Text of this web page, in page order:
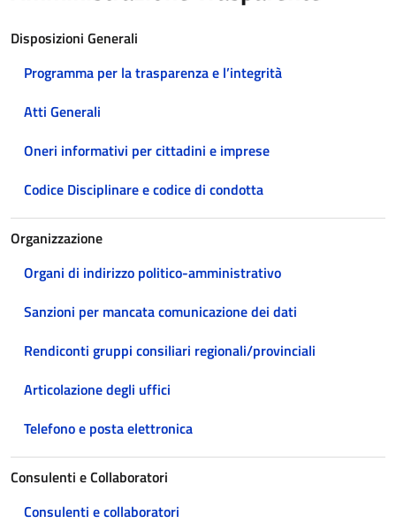
Disposizioni Generali
Programma per la trasparenza e l’integrità
Atti Generali
Oneri informativi per cittadini e imprese
Codice Disciplinare e codice di condotta
Organizzazione
Organi di indirizzo politico-amministrativo
Sanzioni per mancata comunicazione dei dati
Rendiconti gruppi consiliari regionali/provinciali
Articolazione degli uffici
Telefono e posta elettronica
Consulenti e Collaboratori
Consulenti e collaboratori